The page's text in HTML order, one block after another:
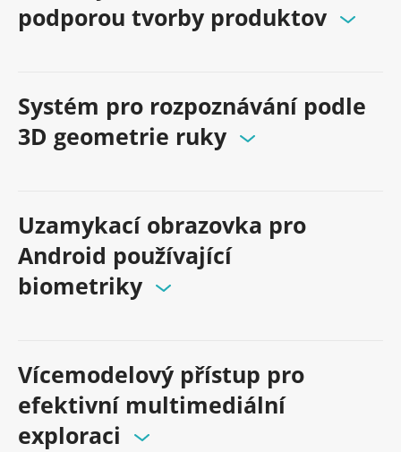
podporou tvorby produktov
Systém pro rozpoznávání podle
3D geometrie ruky
Uzamykací obrazovka pro
Android používající
biometriky
Vícemodelový přístup pro
efektivní multimediální
exploraci